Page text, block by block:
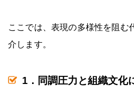
ここでは、表現の多様性を阻む
介します。
1．同調圧力と組織文化